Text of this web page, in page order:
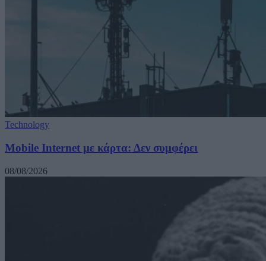
Technology
Mobile Internet με κάρτα: Δεν συμφέρει
08/08/2026